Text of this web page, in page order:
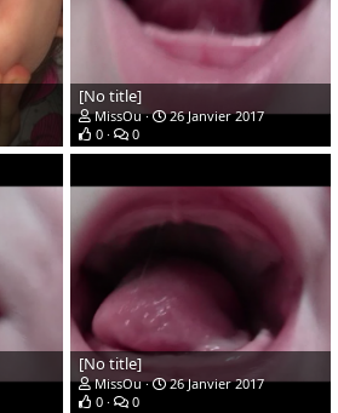
[No title]
MissOu
26 Janvier 2017
0
0
[No title]
MissOu
26 Janvier 2017
0
0